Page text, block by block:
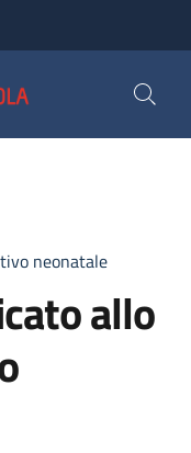
neonatale
allo